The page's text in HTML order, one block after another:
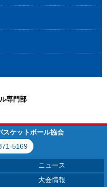
専門部
スケットボール協会
5169
ニュース
大会情報